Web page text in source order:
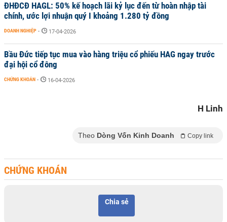
ĐHĐCĐ HAGL: 50% kế hoạch lãi kỷ lục đến từ hoàn nhập tài
chính, ước lợi nhuận quý I khoảng 1.280 tỷ đồng
DOANH NGHIỆP - 17-04-2026
Bầu Đức tiếp tục mua vào hàng triệu cổ phiếu HAG ngay trước
đại hội cổ đông
CHỨNG KHOÁN - 16-04-2026
H Linh
Theo Dòng Vốn Kinh Doanh Copy link
CHỨNG KHOÁN
Chia sẻ